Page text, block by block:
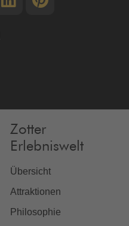
Zotter
Erlebniswelt
Übersicht
Attraktionen
Philosophie